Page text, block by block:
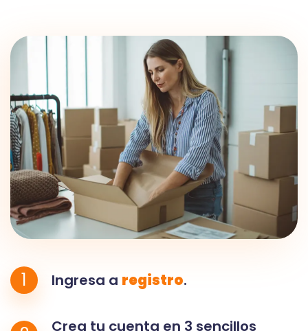
1 Ingresa a registro.
Crea tu cuenta en 3 sencillos